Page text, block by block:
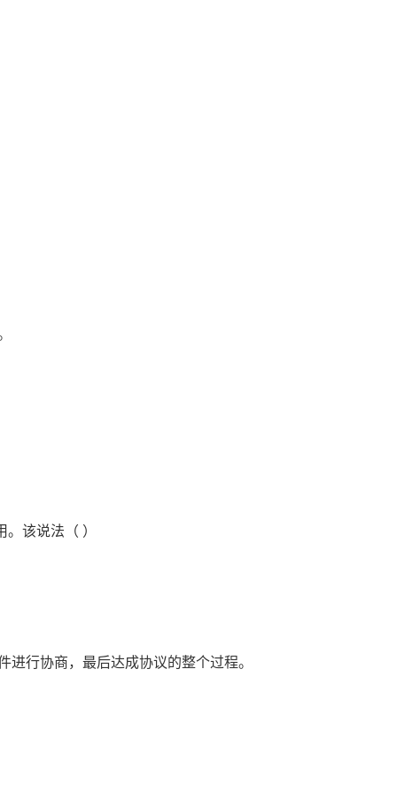
该说法（ ）
行协商，最后达成协议的整个过程。